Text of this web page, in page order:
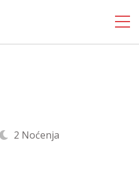
2 Noćenja